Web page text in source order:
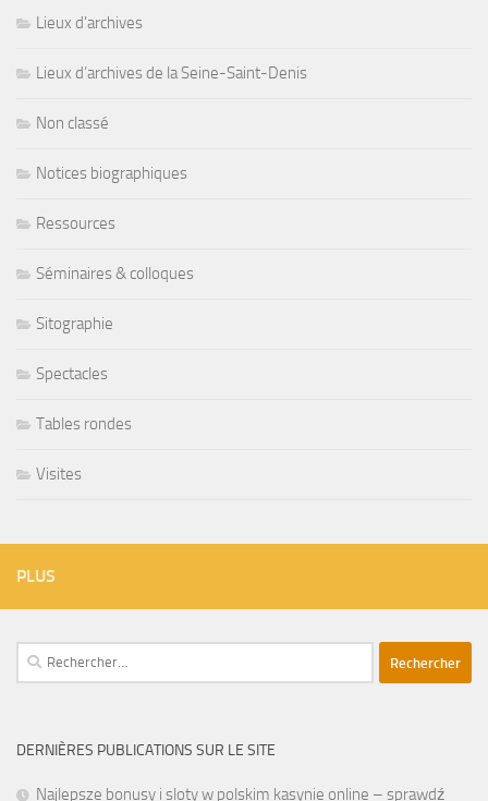
Lieux d'archives
Lieux d’archives de la Seine-Saint-Denis
Non classé
Notices biographiques
Ressources
Séminaires & colloques
Sitographie
Spectacles
Tables rondes
Visites
PLUS
Rechercher :
DERNIÈRES PUBLICATIONS SUR LE SITE
Najlepsze bonusy i sloty w polskim kasynie online – sprawdź